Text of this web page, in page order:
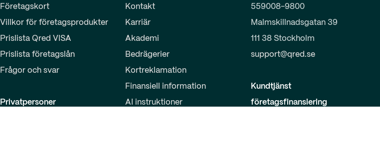
Företagskort
Villkor för företagsprodukter
Prislista Qred VISA
Prislista företagslån
Frågor och svar
Privatpersoner
Kontakt
Karriär
Akademi
Bedrägerier
Kortreklamation
Finansiell information
AI instruktioner
559008-9800
Malmskillnadsgatan 39
111 38 Stockholm
support@qred.se
Kundtjänst
företagsfinansiering